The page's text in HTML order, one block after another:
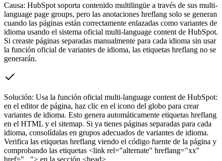
Causa: HubSpot soporta contenido multilingüe a través de sus multi-
language page groups, pero las anotaciones hreflang solo se generan
cuando las páginas están correctamente enlazadas como variantes de
idioma usando el sistema oficial multi-language content de HubSpot.
Si creaste páginas separadas manualmente para cada idioma sin usar
la función oficial de variantes de idioma, las etiquetas hreflang no se
generarán.
Solución: Usa la función oficial multi-language content de HubSpot:
en el editor de página, haz clic en el icono del globo para crear
variantes de idioma. Esto genera automáticamente etiquetas hreflang
en el HTML y el sitemap. Si ya tienes páginas separadas para cada
idioma, consolídalas en grupos adecuados de variantes de idioma.
Verifica las etiquetas hreflang viendo el código fuente de la página y
comprobando las etiquetas <link rel="alternate" hreflang="xx"
href="..."> en la sección <head>.